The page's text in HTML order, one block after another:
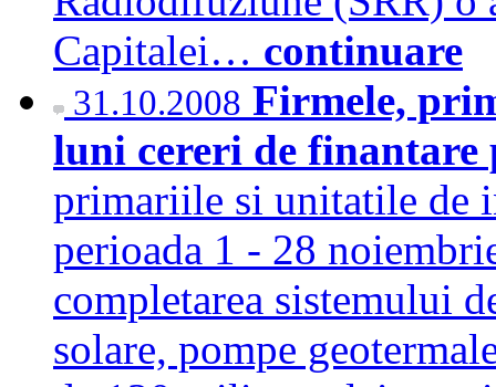
Capitalei… continuare
31.10.2008 Firmele,
luni cereri de
primariile si unitatile de
perioada 1 - 28
completarea sistemului
solare, pompe